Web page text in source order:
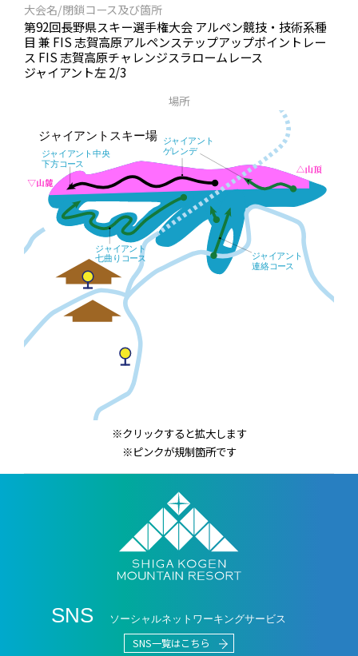
大会名/閉鎖コース及び箇所
第92回長野県スキー選手権大会 アルペン競技・技術系種
目 兼 FIS 志賀高原アルペンステップアップポイントレー
ス FIS 志賀高原チャレンジスラロームレース
ジャイアント左 2/3
場所
※クリックすると拡大します
※ピンクが規制箇所です
SNS ソーシャルネットワーキングサービス
SNS一覧はこちら